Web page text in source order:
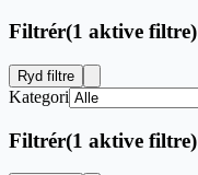
Filtrér(1 aktive filtre)
Ryd filtre
Kategori
Filtrér(1 aktive filtre)